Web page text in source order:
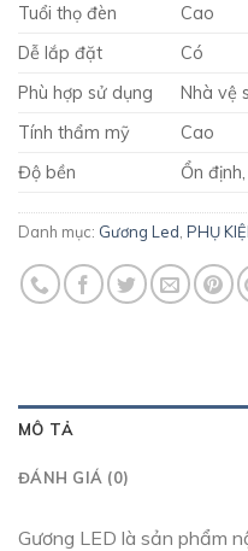
Tuổi thọ đèn
Cao
Dễ lắp đặt
Có
Phù hợp sử dụng
Nhà vệ
Tính thẩm mỹ
Cao
Độ bền
Ổn
Danh mục: Gương Led PHỤ
MÔ TẢ
ĐÁNH GIÁ (0)
Gương LED là sản phẩm